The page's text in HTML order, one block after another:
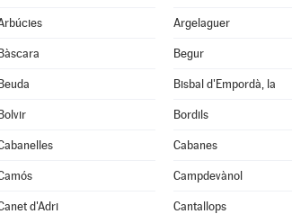
Argelaguer
Bàscara Begur
Beuda Bisbal d'Empordà, la
Bolvir Bordils
Cabanes
Campdevànol
d'Adri Cantallops